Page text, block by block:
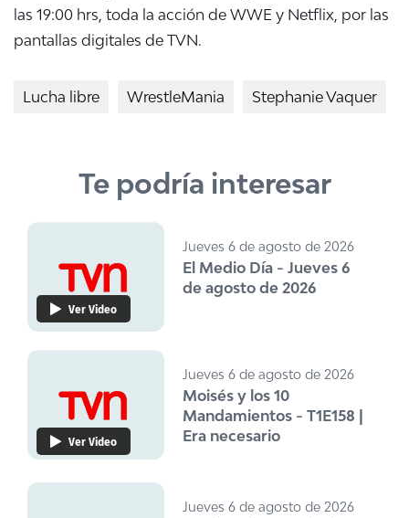
las 19:00 hrs, toda la acción de WWE y Netflix, por las
pantallas digitales de TVN.
Lucha libre WrestleMania Stephanie Vaquer
Te podría interesar
Ver Video
Jueves 6 de agosto de 2026
El Medio Día - Jueves 6
de agosto de 2026
Ver Video
Jueves 6 de agosto de 2026
Moisés y los 10
Mandamientos - T1E158 |
Era necesario
Jueves 6 de agosto de 2026